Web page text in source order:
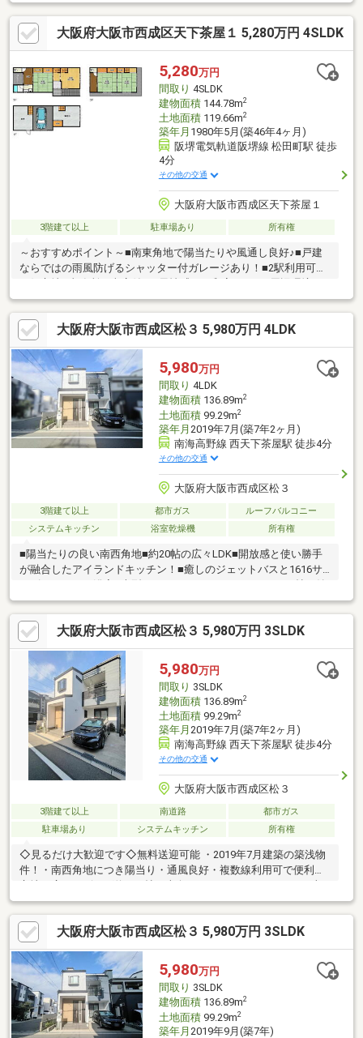
スペースの様子を家事をしながら見守れる安心感があります。床
暖房、食洗機、浴室乾燥など日々の暮らしがより快適になる設備
も完備！シンプルな内装でインテリア選びもしやすく、入居後の
アレンジもしやすいのがポイント♪暮らしやすさを実感できるおす
すめの物件です☆
大阪府大阪市西成区天下茶屋１ 5,280万円 4SLDK
5,280万円
間取り 4SLDK
建物面積144.78m2
土地面積119.66m2
築年月 1980年5月(築46年4ヶ月)
阪堺電気軌道阪堺線 松田町駅 徒歩
4分
その他の交通
大阪府大阪市西成区天下茶屋１
3階建て以上 駐車場あり 所有権
～おすすめポイント～■南東角地で陽当たりや風通し良好♪■戸建
ならではの雨風防げるシャッター付ガレージあり！■2駅利用可能
～・スーパーまで徒歩約3分・コンビニまで徒歩約2分・郵便局ま
で徒歩約4分・病院まで徒歩約3分天下茶屋駅前商店街まで徒歩約
6分と便利な施設が充実！公園も近く子育て世代にもおすすめ♪ぜ
ひ一度ご覧になってみませんか♪住宅ローンなどの資金計画もお気
軽にご相談ください！お問合せお待ちしております♪
大阪府大阪市西成区松３ 5,980万円 4LDK
5,980万円
間取り 4LDK
建物面積136.89m2
土地面積99.29m2
築年月 2019年7月(築7年2ヶ月)
南海高野線 西天下茶屋駅 徒歩4分
その他の交通
大阪府大阪市西成区松３
3階建て以上 都市ガス
ルーフバルコニー
システムキッチン
浴室乾燥機 所有権
■陽当たりの良い南西角地■約20帖の広々LDK■開放感と使い勝手
が融合したアイランドキッチン！■癒しのジェットバスと1616サ
戸もあり豊富な収納■バルコニーとは別に約12帖の広さのルーフ
バルコニー♪■耐震等級2級■住宅性能評価取得～周辺環境～・スー
パーまで徒歩約6分・コンビニまで徒歩約5分・総合病院まで徒歩
約7分・郵便局まで徒歩約7分・小学校まで徒歩約6分・公園まで
徒歩約5分住宅ローンなどの資金計画もお気軽にご相談ください!!
お問合せお待ちしております!!
大阪府大阪市西成区松３ 5,980万円 3SLDK
5,980万円
間取り 3SLDK
建物面積136.89m2
土地面積99.29m2
築年月 2019年7月(築7年2ヶ月)
南海高野線 西天下茶屋駅 徒歩4分
その他の交通
大阪府大阪市西成区松３
3階建て以上 南道路
都市ガス
駐車場あり
システムキッチン 所有権
◇見るだけ大歓迎です◇無料送迎可能 ・2019年7月建築の築浅物
件！・南西角地につき陽当り・通風良好・複数線利用可で便利な
納スペース充実・インスペクション実施済み・周辺環境充実・住
環境良好◇レスポンスは迅速に◇交渉は全力です◆‐多忙なお客様
の「面倒だな」をフルサポート致します‐◆「とりあえず見たい」
「他社でローンを断られた」「他社の物件もまとめて見てみた
い」「相談だけしてみたい」「しっかり交渉してほしい」「無駄
を省きたい」等お気軽にご連絡下さいませ。
大阪府大阪市西成区松３ 5,980万円 3SLDK
5,980万円
間取り 3SLDK
建物面積136.89m2
土地面積99.29m2
築年月 2019年9月(築7年)